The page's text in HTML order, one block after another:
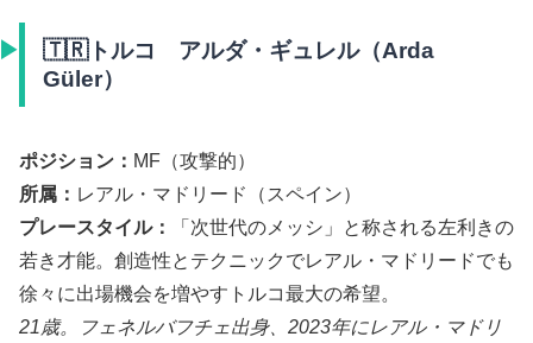
🇹🇷トルコ アルダ・ギュレル（Arda
Güler）
ポジション： MF（攻撃的）
所属： レアル・マドリード（スペイン）
プレースタイル：
「次世代のメッシ」と称される左利きの
若き才能。創造性とテクニックでレアル・マドリードでも
徐々に出場機会を増やすトルコ最大の希望。
21歳。フェネルバフチェ出身、2023年にレアル・マドリ